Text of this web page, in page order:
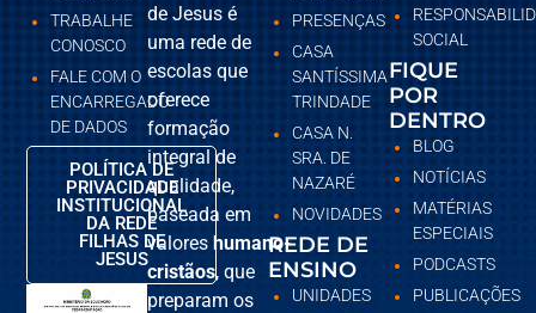
de Jesus é
uma rede de
escolas que
oferece
formação
integral de
qualidade,
baseada em
valoreshumano-
cristãos, que
preparam os
PRESENÇAS
CASA
SANTÍSSIMA
TRINDADE
CASA N.
SRA. DE
NAZARÉ
NOVIDADES
REDE DE
ENSINO
UNIDADES
SOCIAL
FIQUE
POR
DENTRO
BLOG
NOTÍCIAS
MATÉRIAS
ESPECIAIS
PODCASTS
PUBLICAÇÕES
TRABALHE
CONOSCO
FALE COM O
ENCARREGADO
DE DADOS
POLÍTICA DE
PRIVACIDADE
INSTITUCIONAL
DA REDE
FILHAS DE
JESUS